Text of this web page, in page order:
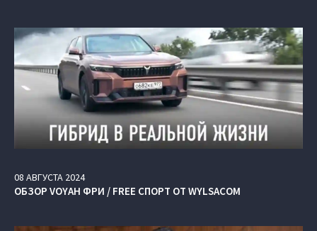
08 АВГУСТА 2024
ОБЗОР VOYAH ФРИ / FREE СПОРТ ОТ WYLSACOM